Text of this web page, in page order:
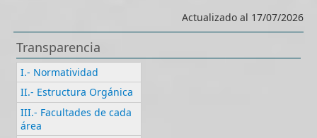
Actualizado al 17/07/2026
Transparencia
I.- Normatividad
II.- Estructura Orgánica
III.- Facultades de cada
área